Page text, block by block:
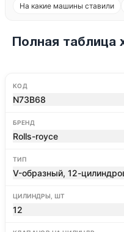
На какие машины ставили
Полная таблица
КОД
N73B68
БРЕНД
Rolls-royce
ТИП
V-образный, 12-
ЦИЛИНДРЫ, ШТ
12